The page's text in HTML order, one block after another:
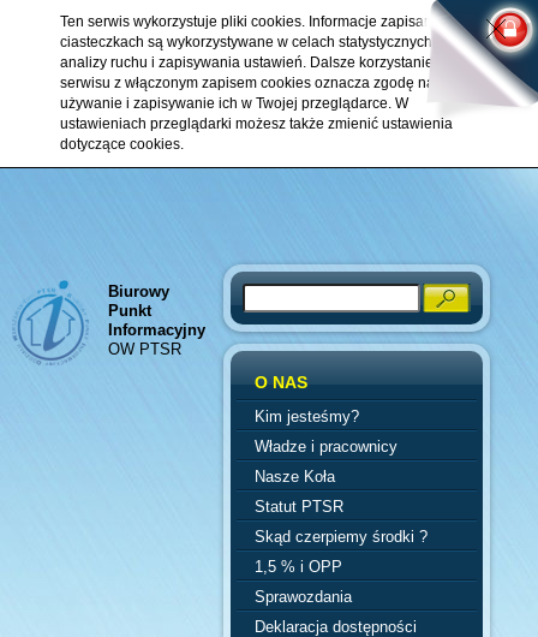
Ten serwis wykorzystuje pliki cookies. Informacje zapisane w
ciasteczkach są wykorzystywane w celach statystycznych,
analizy ruchu i zapisywania ustawień. Dalsze korzystanie z
serwisu z włączonym zapisem cookies oznacza zgodę na ich
używanie i zapisywanie ich w Twojej przeglądarce. W
ustawieniach przeglądarki możesz także zmienić ustawienia
dotyczące cookies.
Biurowy
Punkt
Informacyjny
OW PTSR
Search
O NAS
Kim jesteśmy?
Władze i pracownicy
Nasze Koła
Statut PTSR
Skąd czerpiemy środki ?
1,5 % i OPP
Sprawozdania
Deklaracja dostępności